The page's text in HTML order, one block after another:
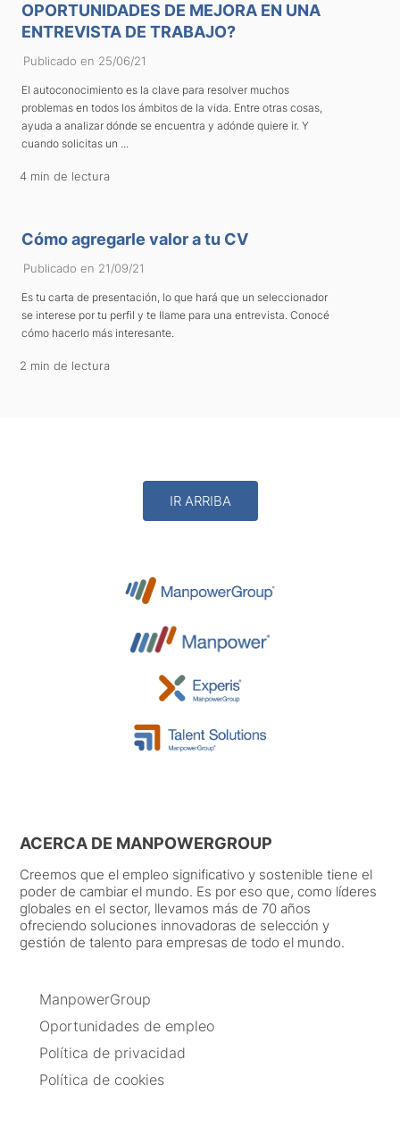
OPORTUNIDADES DE MEJORA EN UNA
ENTREVISTA DE TRABAJO?
Publicado en 25/06/21
El autoconocimiento es la clave para resolver muchos
problemas en todos los ámbitos de la vida. Entre otras cosas,
ayuda a analizar dónde se encuentra y adónde quiere ir. Y
cuando solicitas un ...
4 min de lectura
Cómo agregarle valor a tu CV
Publicado en 21/09/21
Es tu carta de presentación, lo que hará que un seleccionador
se interese por tu perfil y te llame para una entrevista. Conocé
cómo hacerlo más interesante.
2 min de lectura
IR ARRIBA
ACERCA DE MANPOWERGROUP
Creemos que el empleo significativo y sostenible tiene el
poder de cambiar el mundo. Es por eso que, como líderes
globales en el sector, llevamos más de 70 años
ofreciendo soluciones innovadoras de selección y
gestión de talento para empresas de todo el mundo.
ManpowerGroup
Oportunidades de empleo
Política de privacidad
Política de cookies